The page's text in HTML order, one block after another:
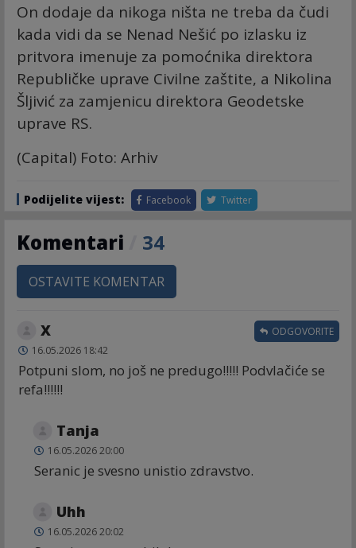
On dodaje da nikoga ništa ne treba da čudi
kada vidi da se Nenad Nešić po izlasku iz
pritvora imenuje za pomoćnika direktora
Republičke uprave Civilne zaštite, a Nikolina
Šljivić za zamjenicu direktora Geodetske
uprave RS.
(Capital) Foto: Arhiv
Podijelite vijest: Facebook Twitter
Komentari 34
OSTAVITE KOMENTAR
X
16.05.2026 18:42
Potpuni slom, no još ne predugo!!!!! Podvlačiće se
refa!!!!!!
ODGOVORITE
Tanja
16.05.2026 20:00
Seranic je svesno unistio zdravstvo.
Uhh
16.05.2026 20:02